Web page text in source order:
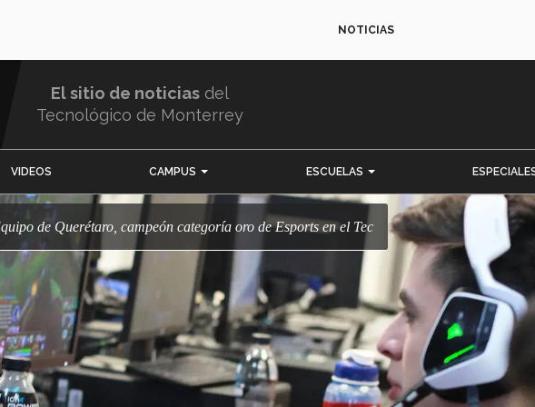
NOTICIAS
El sitio de noticias del
Tecnológico de Monterrey
VIDEOS CAMPUS ESCUELAS
Equipo de Querétaro, campeón categoría oro de Esports en el Tec